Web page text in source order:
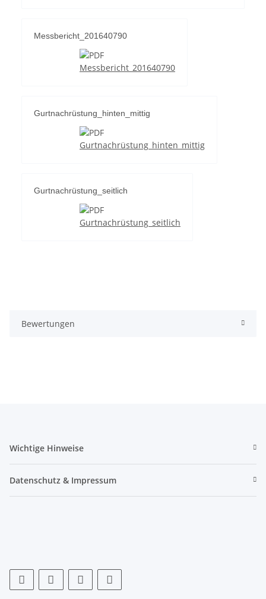
Messbericht_201640790
Messbericht_201640790
Gurtnachrüstung_hinten_mittig
Gurtnachrüstung_hinten_mittig
Gurtnachrüstung_seitlich
Gurtnachrüstung_seitlich
Bewertungen
Wichtige Hinweise
Datenschutz & Impressum